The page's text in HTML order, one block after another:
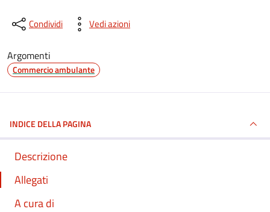
Condividi Vedi azioni
Argomenti
Commercio ambulante
INDICE DELLA PAGINA
Descrizione
Allegati
A cura di